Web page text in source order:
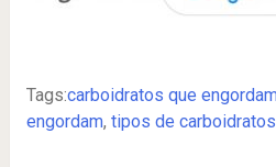
Tags:carboidratos que
engordam, tipos de carboidratos